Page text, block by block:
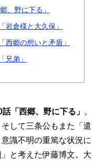
、野に下る」
岩倉様と大久保」
西郷の想いと矛盾」
兄弟」
「西郷、野に下る」 。
して三条公もまた「遣
識不明の重篤な状況に
と考えた伊藤博文。大